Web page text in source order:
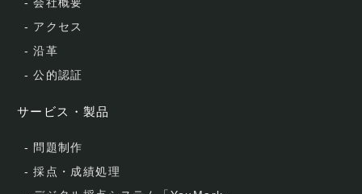
- アクセス
- 沿革
- 公的認証
サービス・製品
- 問題制作
- 採点・成績処理